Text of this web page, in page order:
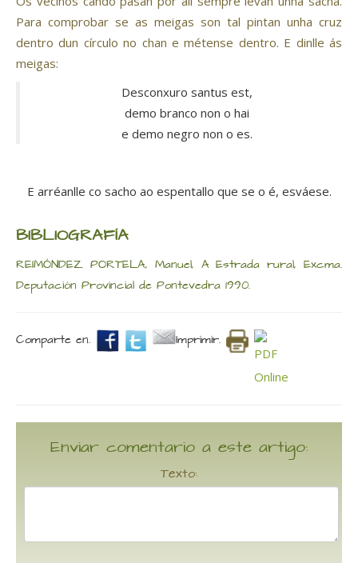
Para comprobar se as meigas son tal pintan unha cruz
dentro dun círculo no chan e métense dentro. E dinlle ás
meigas:
Desconxuro santus est,
demo branco non o hai
e demo negro non o es.
E arréanlle co sacho ao espentallo que se o é, esváese.
BIBLIOGRAFÍA
REIMÓNDEZ PORTELA, Manuel, A Estrada rural, Excma.
Deputación Provincial de Pontevedra 1990.
Comparte en. Imprimir.
Enviar comentario a este artigo:
Texto: